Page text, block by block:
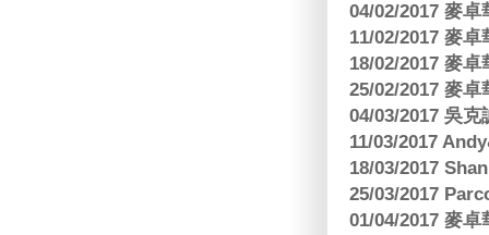
04/02/2017 麥
11/02/2017 麥
18/02/2017 麥
25/02/2017 麥
04/03/2017 吳
11/03/2017
18/03/2017
25/03/2017
01/04/2017 麥